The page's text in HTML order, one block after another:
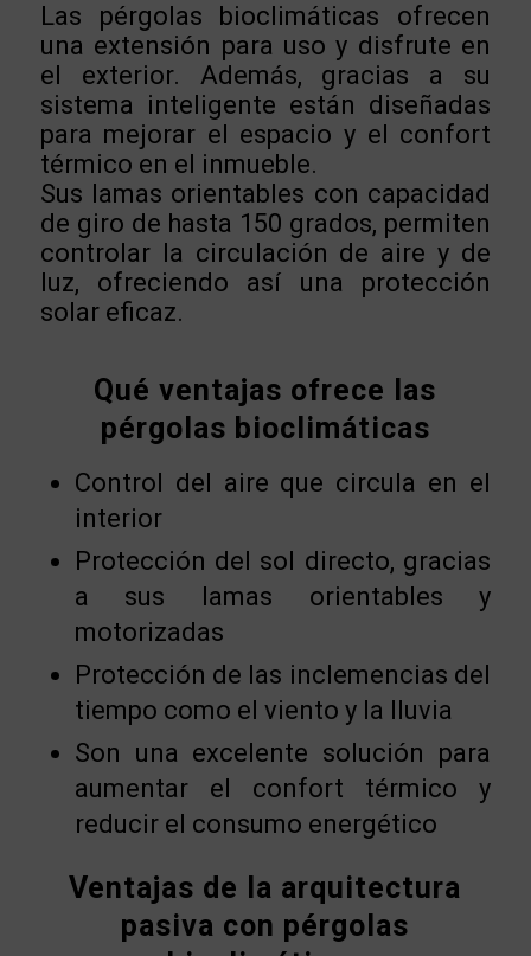
Las pérgolas bioclimáticas ofrecen
una extensión para uso y disfrute en
el exterior. Además, gracias a su
sistema inteligente están diseñadas
para mejorar el espacio y el confort
térmico en el inmueble.
Sus lamas orientables con capacidad
de giro de hasta 150 grados, permiten
controlar la circulación de aire y de
luz, ofreciendo así una protección
solar eficaz.
Qué ventajas ofrece las
pérgolas bioclimáticas
Control del aire que circula en el
interior
Protección del sol directo, gracias
a sus lamas orientables y
motorizadas
Protección de las inclemencias del
tiempo como el viento y la lluvia
Son una excelente solución para
aumentar el confort térmico y
reducir el consumo energético
Ventajas de la arquitectura
pasiva con pérgolas